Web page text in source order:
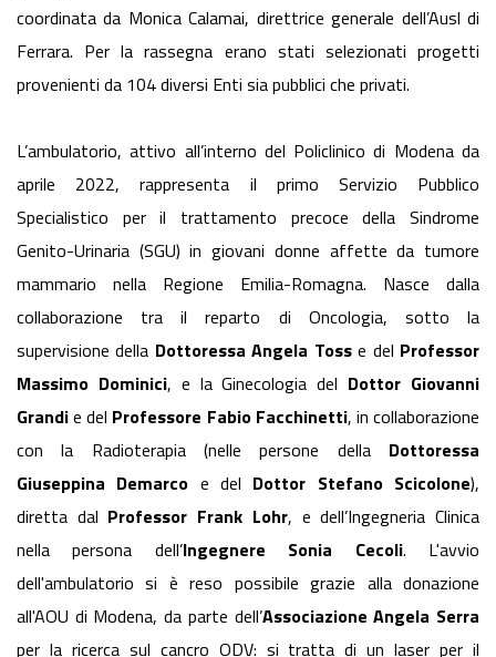
coordinata da Monica Calamai, direttrice generale dell’Ausl di
Ferrara. Per la rassegna erano stati selezionati progetti
provenienti da 104 diversi Enti sia pubblici che privati.
L’ambulatorio, attivo all’interno del Policlinico di Modena da
aprile 2022, rappresenta il primo Servizio Pubblico
Specialistico per il trattamento precoce della Sindrome
Genito-Urinaria (SGU) in giovani donne affette da tumore
mammario nella Regione Emilia-Romagna. Nasce dalla
collaborazione tra il reparto di Oncologia, sotto la
supervisione della Dottoressa Angela Tosse del Professor
Massimo Dominici, e la Ginecologia del Dottor Giovanni
Grandie del Professore Fabio Facchinetti, in collaborazione
con la Radioterapia (nelle persone della Dottoressa
Giuseppina Demarco e del Dottor Stefano Scicolone),
diretta dal Professor Frank Lohr, e dell’Ingegneria Clinica
nella persona dell’Ingegnere Sonia Cecoli. L'avvio
dell'ambulatorio si è reso possibile grazie alla donazione
all'AOU di Modena, da parte dell’Associazione Angela Serra
per la ricerca sul cancro ODV: si tratta di un laser per il